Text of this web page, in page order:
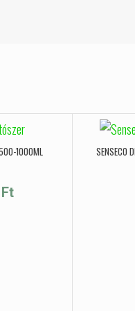
1000ML
Ft
SENSECO